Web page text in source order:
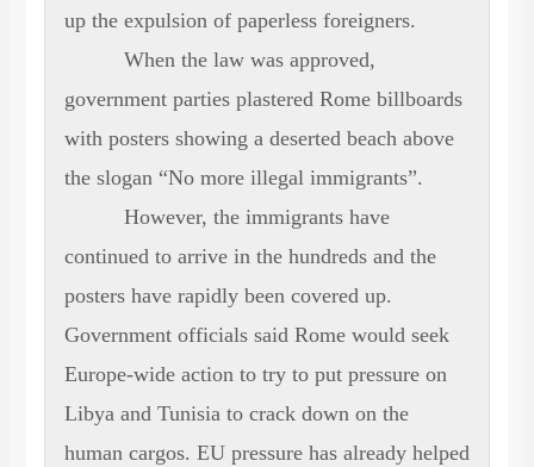
up the expulsion of paperless foreigners.
When the law was approved,
government parties plastered Rome billboards
with posters showing a deserted beach above
the slogan “No more illegal immigrants”.
However, the immigrants have
continued to arrive in the hundreds and the
posters have rapidly been covered up.
Government officials said Rome would seek
Europe-wide action to try to put pressure on
Libya and Tunisia to crack down on the
human cargos. EU pressure has already helped